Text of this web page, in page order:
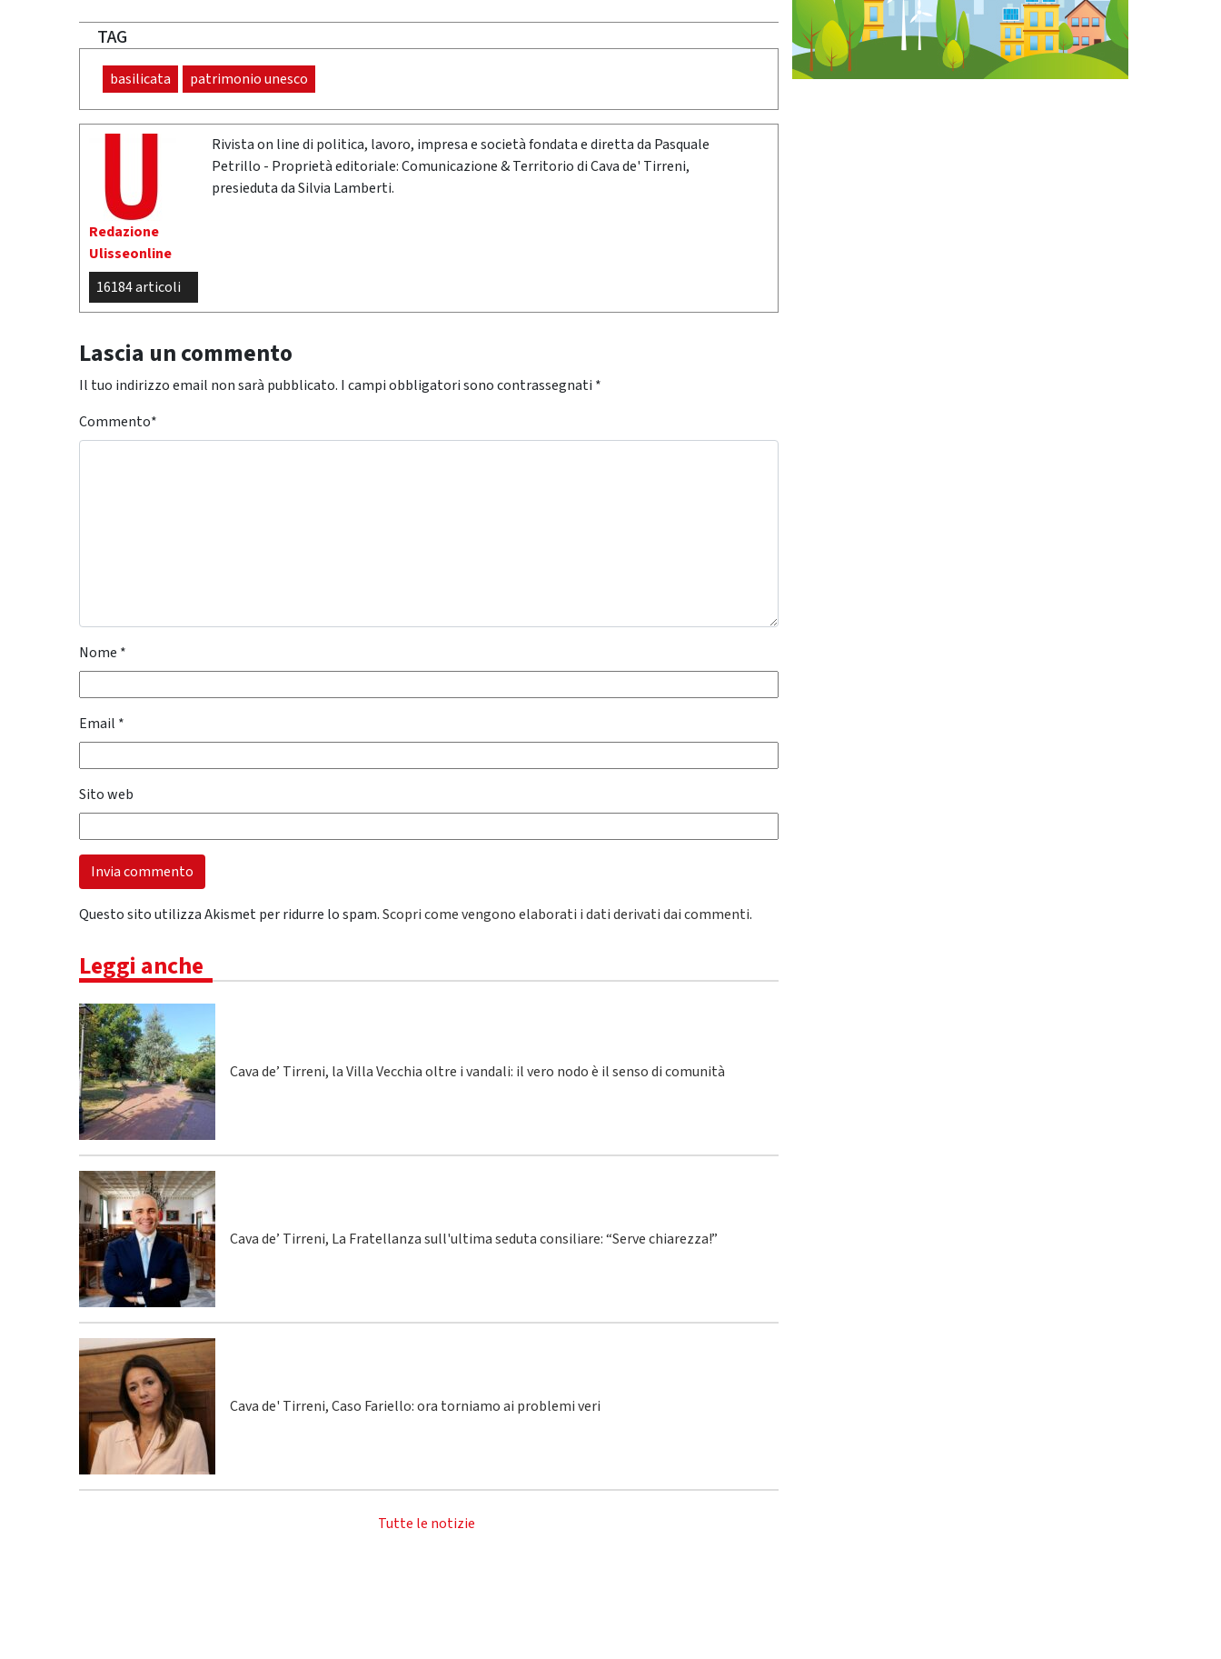
TAG
basilicata patrimonio unesco
Redazione
Ulisseonline
16184 articoli
Rivista on line di politica, lavoro, impresa e società fondata e diretta da Pasquale
Petrillo - Proprietà editoriale: Comunicazione & Territorio di Cava de' Tirreni,
presieduta da Silvia Lamberti.
Lascia un commento
Il tuo indirizzo email non sarà pubblicato. I campi obbligatori sono contrassegnati *
Commento*
Nome *
Email *
Sito web
Questo sito utilizza Akismet per ridurre lo spam.Scopri come vengono elaborati i dati derivati dai commenti.
Leggi anche
Cava de’ Tirreni, la Villa Vecchia oltre i vandali: il vero nodo è il senso di comunità
Cava de’ Tirreni, La Fratellanza sull'ultima seduta consiliare: “Serve chiarezza!”
Cava de' Tirreni, Caso Fariello: ora torniamo ai problemi veri
Tutte le notizie